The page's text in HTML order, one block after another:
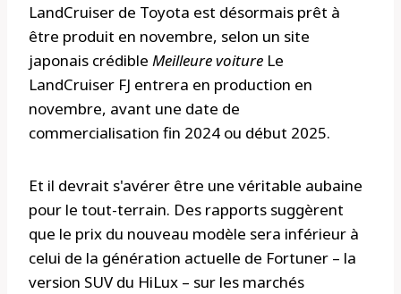
LandCruiser de Toyota est désormais prêt à
être produit en novembre, selon un site
japonais crédible Meilleure voiture Le
LandCruiser FJ entrera en production en
novembre, avant une date de
commercialisation fin 2024 ou début 2025.
Et il devrait s'avérer être une véritable aubaine
pour le tout-terrain. Des rapports suggèrent
que le prix du nouveau modèle sera inférieur à
celui de la génération actuelle de Fortuner – la
version SUV du HiLux – sur les marchés